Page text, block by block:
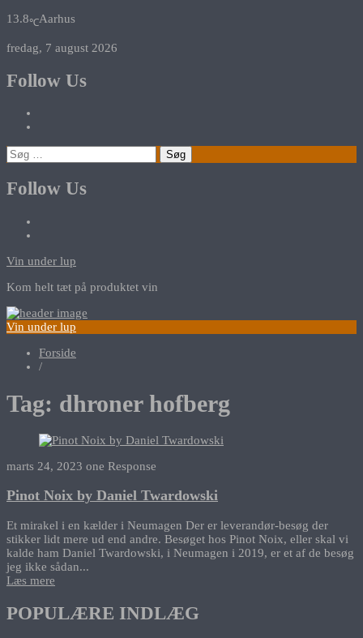
13.8℃Aarhus
fredag, 7 august 2026
Follow Us
Søg
efter:
Follow Us
Vin under lup
Kom helt tæt på produktet vin
Vin under lup
Forside
/
Tag: dhroner hofberg
marts 24, 2023 one Response
Pinot Noix by Daniel Twardowski
Et mirakel i en kælder i Neumagen Der er leverandør-besøg der
stikker lidt mere ud end andre. Besøget hos Pinot Noix, eller skal vi
kalde ham Daniel Twardowski, i Neumagen i 2019, er et af de besøg
jeg ikke sådan...
Læs mere
POPULÆRE INDLÆG